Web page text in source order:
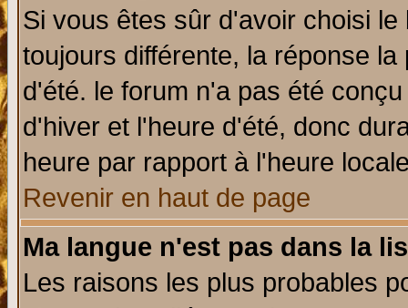
Si vous êtes sûr d'avoir choisi
toujours différente, la réponse
d'été. le forum n'a pas été
d'hiver et l'heure d'été, donc
heure par rapport à l'heure
Revenir en haut de page
Ma langue n'est pas dans la
Les raisons les plus probables